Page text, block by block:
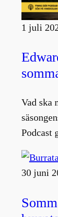
1 juli
Vad ska
Podcast
30 juni